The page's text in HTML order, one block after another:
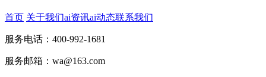
首页 关于我们ai资讯ai动态联系我们
服务电话：400-992-1681
服务邮箱：wa@163.com